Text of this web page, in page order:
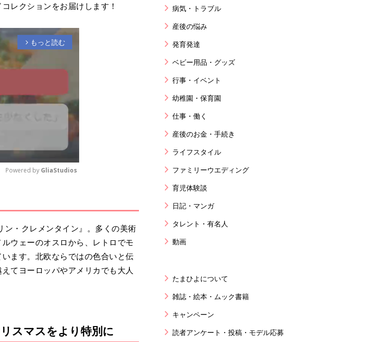
レクションをお届けします！
arrow_forward_ios もっと読む
u
e
Powered by GliaStudios
・クレメンタイン』。多くの美術
ウェーのオスロから、レトロでモ
ます。北欧ならではの色合いと伝
てヨーロッパやアメリカでも大人
スマスをより特別に
病気・トラブル
産後の悩み
発育発達
ベビー用品・グッズ
行事・イベント
幼稚園・保育園
仕事・働く
産後のお金・手続き
ライフスタイル
ファミリーウエディング
育児体験談
日記・マンガ
タレント・有名人
動画
たまひよについて
雑誌・絵本・ムック書籍
キャンペーン
読者アンケート・投稿・モデル応募